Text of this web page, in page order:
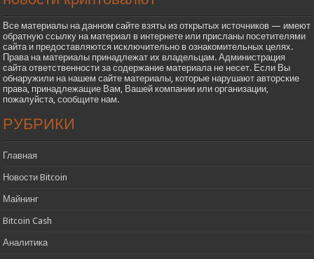
Все материалы на данном сайте взяты из открытых источников — имеют
обратную ссылку на материал в интернете или присланы посетителями
сайта и предоставляются исключительно в ознакомительных целях.
Права на материалы принадлежат их владельцам. Администрация
сайта ответственности за содержание материала не несет. Если Вы
обнаружили на нашем сайте материалы, которые нарушают авторские
права, принадлежащие Вам, Вашей компании или организации,
пожалуйста, сообщите нам.
РУБРИКИ
Главная
Новости Bitcoin
Майнинг
Bitcoin Cash
Аналитика